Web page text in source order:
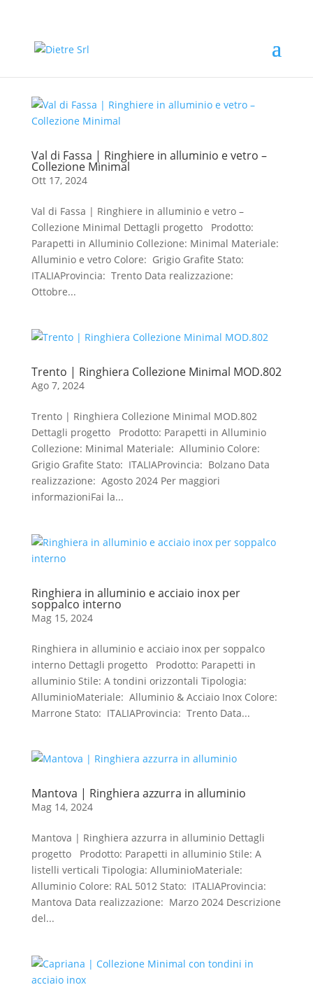
Val di Fassa | Ringhiere in alluminio e vetro –
Collezione Minimal
Ott 17, 2024
Val di Fassa | Ringhiere in alluminio e vetro –
Collezione Minimal Dettagli progetto Prodotto:
Parapetti in Alluminio Collezione: Minimal Materiale:
Alluminio e vetro Colore: Grigio Grafite Stato:
ITALIAProvincia: Trento Data realizzazione:
Ottobre...
Trento | Ringhiera Collezione Minimal MOD.802
Ago 7, 2024
Trento | Ringhiera Collezione Minimal MOD.802
Dettagli progetto Prodotto: Parapetti in Alluminio
Collezione: Minimal Materiale: Alluminio Colore:
Grigio Grafite Stato: ITALIAProvincia: Bolzano Data
realizzazione: Agosto 2024 Per maggiori
informazioniFai la...
Ringhiera in alluminio e acciaio inox per
soppalco interno
Mag 15, 2024
Ringhiera in alluminio e acciaio inox per soppalco
interno Dettagli progetto Prodotto: Parapetti in
alluminio Stile: A tondini orizzontali Tipologia:
AlluminioMateriale: Alluminio & Acciaio Inox Colore:
Marrone Stato: ITALIAProvincia: Trento Data...
Mantova | Ringhiera azzurra in alluminio
Mag 14, 2024
Mantova | Ringhiera azzurra in alluminio Dettagli
progetto Prodotto: Parapetti in alluminio Stile: A
listelli verticali Tipologia: AlluminioMateriale:
Alluminio Colore: RAL 5012 Stato: ITALIAProvincia:
Mantova Data realizzazione: Marzo 2024 Descrizione
del...